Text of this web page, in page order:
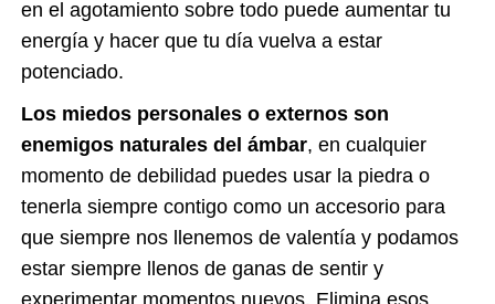
en el agotamiento sobre todo puede aumentar tu
energía y hacer que tu día vuelva a estar
potenciado.
Los miedos personales o externos son
enemigos naturales del ámbar, en cualquier
momento de debilidad puedes usar la piedra o
tenerla siempre contigo como un accesorio para
que siempre nos llenemos de valentía y podamos
estar siempre llenos de ganas de sentir y